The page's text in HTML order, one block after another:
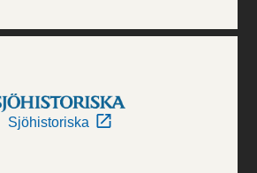
Sjöhistoriska